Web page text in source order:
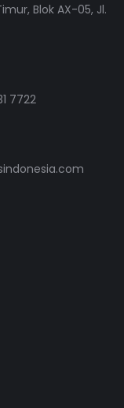
Blok AX-05, Jl.
7722